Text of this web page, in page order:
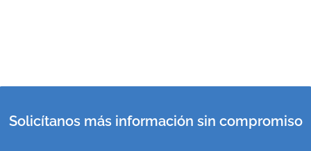
Solicítanos más información sin compromiso